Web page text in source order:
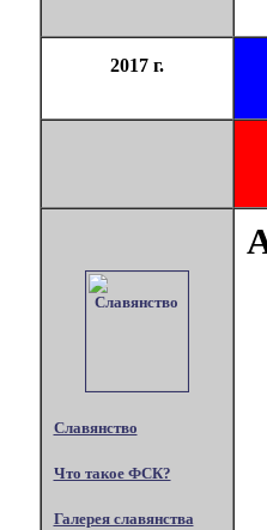
2017 г.
Славянство
Что такое ФСК?
Галерея славянства